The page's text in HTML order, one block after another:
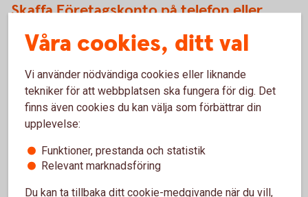
Skaffa Företagskonto på telefon eller
kontor
bankkontor eller genom att ringa till oss.
Hitta dittbankkontor
För att ringa oss behöver du aktivera telefontjänsten.
Så aktiverar du telefontjänst
Våra cookies, ditt val
Vi använder nödvändiga cookies eller liknande
tekniker för att webbplatsen ska fungera för dig. Det
finns även cookies du kan välja som förbättrar din
upplevelse:
Funktioner, prestanda och statistik
Relevant marknadsföring
Du kan ta tillbaka ditt cookie-medgivande när du vill,